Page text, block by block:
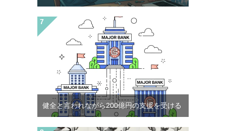
健全と言われながら200億円の支援を受ける